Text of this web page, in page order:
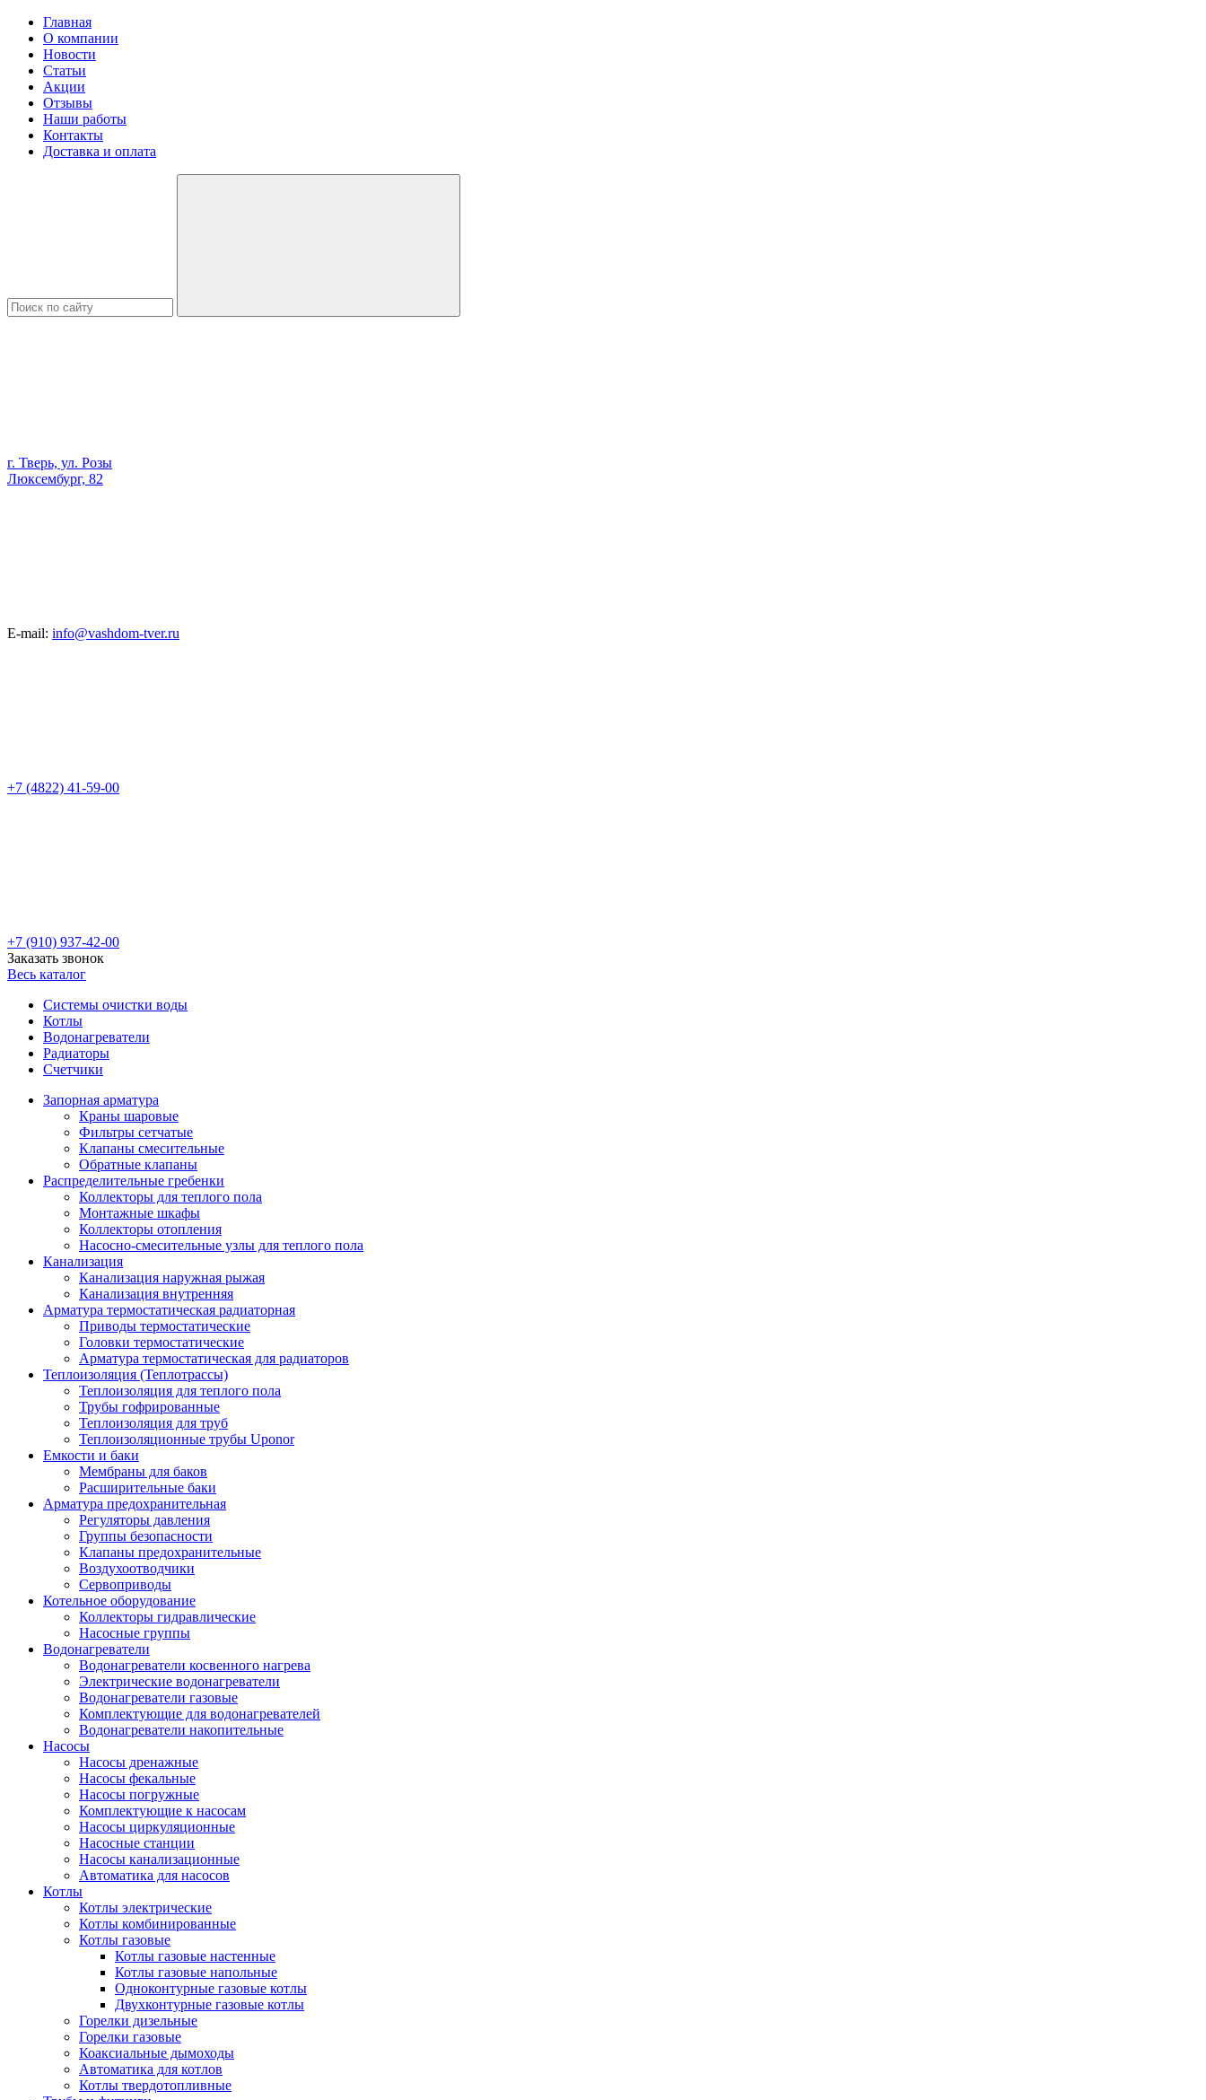
Главная
О компании
Новости
Статьи
Акции
Отзывы
Наши работы
Контакты
Доставка и оплата
г. Тверь, ул. Розы
Люксембург, 82
E-mail: info@vashdom-tver.ru
+7 (4822) 41-59-00
+7 (910) 937-42-00
Заказать звонок
Весь каталог
Системы очистки воды
Котлы
Водонагреватели
Радиаторы
Cчетчики
Запорная арматура
Краны шаровые
Фильтры сетчатые
Клапаны смесительные
Обратные клапаны
Распределительные гребенки
Коллекторы для теплого пола
Монтажные шкафы
Коллекторы отопления
Насосно-смесительные узлы для теплого пола
Канализация
Канализация наружная рыжая
Канализация внутренняя
Арматура термостатическая радиаторная
Приводы термостатические
Головки термостатические
Арматура термостатическая для радиаторов
Теплоизоляция (Теплотрассы)
Теплоизоляция для теплого пола
Трубы гофрированные
Теплоизоляция для труб
Теплоизоляционные трубы Uponor
Емкости и баки
Мембраны для баков
Расширительные баки
Арматура предохранительная
Регуляторы давления
Группы безопасности
Клапаны предохранительные
Воздухоотводчики
Сервоприводы
Котельное оборудование
Коллекторы гидравлические
Насосные группы
Водонагреватели
Водонагреватели косвенного нагрева
Электрические водонагреватели
Водонагреватели газовые
Комплектующие для водонагревателей
Водонагреватели накопительные
Насосы
Насосы дренажные
Насосы фекальные
Насосы погружные
Комплектующие к насосам
Насосы циркуляционные
Насосные станции
Насосы канализационные
Автоматика для насосов
Котлы
Котлы электрические
Котлы комбинированные
Котлы газовые
Котлы газовые настенные
Котлы газовые напольные
Одноконтурные газовые котлы
Двухконтурные газовые котлы
Горелки дизельные
Горелки газовые
Коаксиальные дымоходы
Автоматика для котлов
Котлы твердотопливные